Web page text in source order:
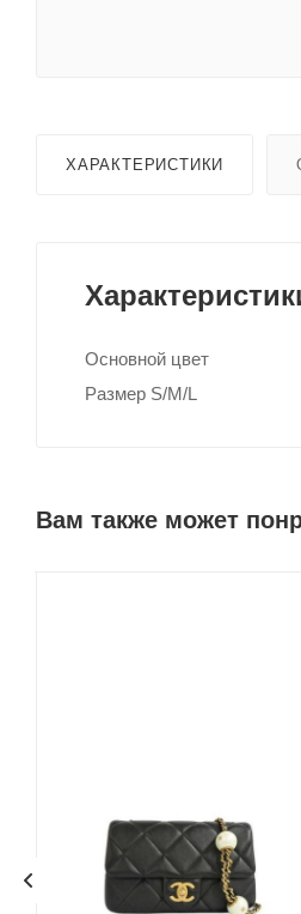
ХАРАКТЕРИСТИКИ
Основной цвет
Размер S/M/L
Вам также может